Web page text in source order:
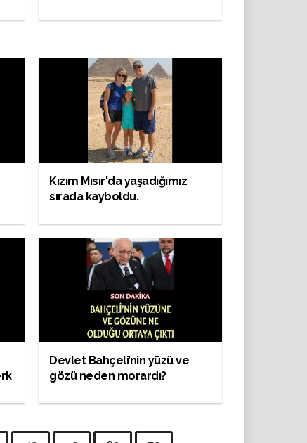
Kızım Mısır'da yaşadığımız
sırada kayboldu.
Devlet Bahçeli’nin yüzü ve
gözü neden morardı?